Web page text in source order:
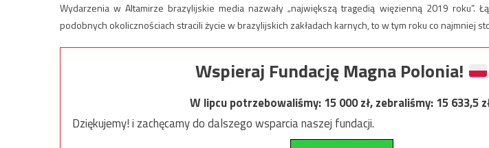
Wydarzenia w Altamirze brazylijskie media nazwały „największą tragedią więzienną 2019 roku”.
podobnych okolicznościach stracili życie w brazylijskich zakładach karnych, to w tym roku co najmniej
Wspieraj Fundację Magna Polonia!
W lipcu potrzebowaliśmy:15 000zł, zebraliśmy:15 633,5
Dziękujemy! i zachęcamy do dalszego wsparcia naszej fundacji.